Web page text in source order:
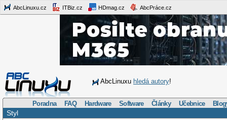
AbcLinuxu.cz ITBiz.cz HDmag.cz AbcPráce.cz
AbcLinuxu hledá autory!
Poradna FAQ Hardware Software Články Učebnice
Styl